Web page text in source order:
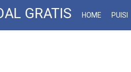
GRATIS HOME PUISI